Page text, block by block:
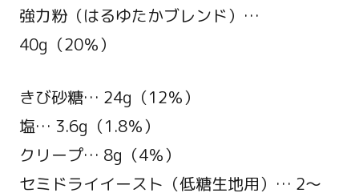
強力粉（はるゆたかブレンド）…
40g（20％）
きび砂糖… 24g（12％）
塩… 3.6g（1.8％）
クリープ… 8g（4％）
セミドライイースト（低糖生地用）… 2～